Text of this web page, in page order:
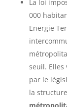
La loi
000
Energie
seuil. Elles
par le
la